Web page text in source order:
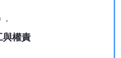
與權責